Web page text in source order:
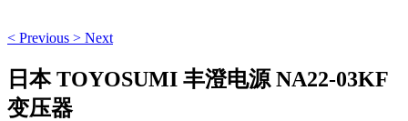
< Previous > Next
日本 TOYOSUMI 丰澄电源 NA22-03KF
变压器